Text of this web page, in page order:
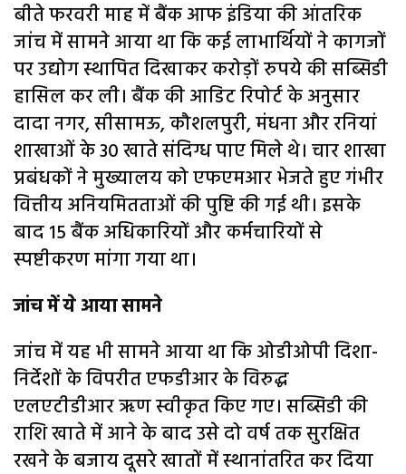
बीते फरवरी माह में बैंक आफ इंडिया की आंतरिक
जांच में सामने आया था कि कई लाभार्थियों ने कागजों
पर उद्योग स्थापित दिखाकर करोड़ों रुपये की सब्सिडी
हासिल कर ली। बैंक की आडिट रिपोर्ट के अनुसार
दादा नगर, सीसामऊ, कौशलपुरी, मंधना और रनियां
शाखाओं के 30 खाते संदिग्ध पाए मिले थे। चार शाखा
प्रबंधकों ने मुख्यालय को एफएमआर भेजते हुए गंभीर
वित्तीय अनियमितताओं की पुष्टि की गई थी। इसके
बाद 15 बैंक अधिकारियों और कर्मचारियों से
स्पष्टीकरण मांगा गया था।
जांच में ये आया सामने
जांच में यह भी सामने आया था कि ओडीओपी दिशा-
निर्देशों के विपरीत एफडीआर के विरुद्ध
एलएटीडीआर ऋण स्वीकृत किए गए। सब्सिडी की
राशि खाते में आने के बाद उसे दो वर्ष तक सुरक्षित
रखने के बजाय दूसरे खातों में स्थानांतरित कर दिया